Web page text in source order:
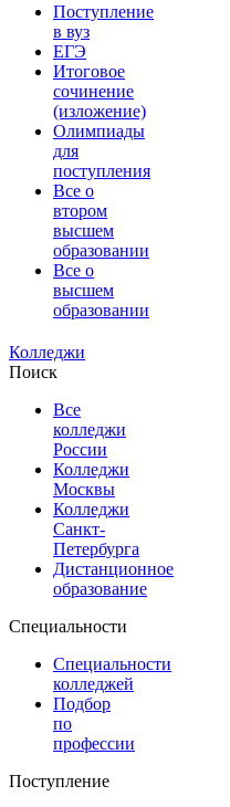
Поступление
в вуз
ЕГЭ
Итоговое
сочинение
(изложение)
Олимпиады
для
поступления
Все о
втором
высшем
образовании
Все о
высшем
образовании
Колледжи
Поиск
Все
колледжи
России
Колледжи
Москвы
Колледжи
Санкт-
Петербурга
Дистанционное
образование
Специальности
Специальности
колледжей
Подбор
по
профессии
Поступление